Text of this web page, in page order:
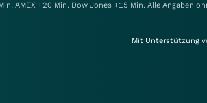
AMEX +20 Min. Dow Jones +15 Min. Alle Angaben
Mit Unterstützung